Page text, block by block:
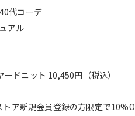
代コーデ
アル
ードニット 10,450円（税込）
トア新規会員登録の方限定で